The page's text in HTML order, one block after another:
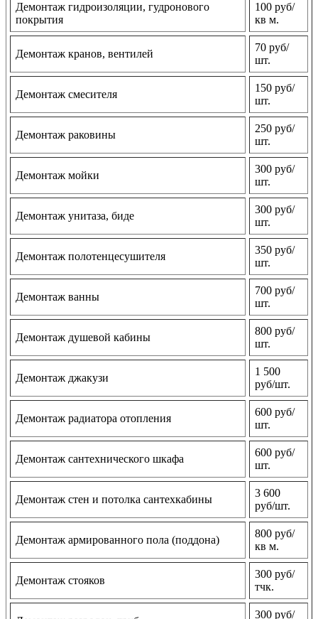
Демонтаж гидроизоляции, гудронового
покрытия
100 руб/
кв м.
Демонтаж кранов, вентилей
70 руб/
шт.
Демонтаж смесителя
150 руб/
шт.
Демонтаж раковины
250 руб/
шт.
Демонтаж мойки
300 руб/
шт.
Демонтаж унитаза, биде
300 руб/
шт.
Демонтаж полотенцесушителя
350 руб/
шт.
Демонтаж ванны
700 руб/
шт.
Демонтаж душевой кабины
800 руб/
шт.
Демонтаж джакузи
1 500
руб/шт.
Демонтаж радиатора отопления
600 руб/
шт.
Демонтаж сантехнического шкафа
600 руб/
шт.
Демонтаж стен и потолка сантехкабины
3 600
руб/шт.
Демонтаж армированного пола (поддона)
800 руб/
кв м.
Демонтаж стояков
300 руб/
тчк.
300 руб/